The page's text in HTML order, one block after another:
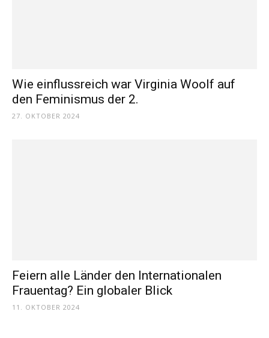
Wie einflussreich war Virginia Woolf auf
den Feminismus der 2.
27. OKTOBER 2024
Feiern alle Länder den Internationalen
Frauentag? Ein globaler Blick
11. OKTOBER 2024